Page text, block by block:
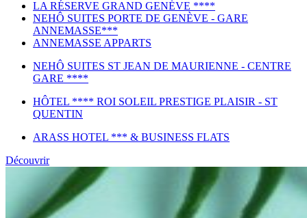
LA RÉSERVE GRAND GENĖVE ****
NEHÔ SUITES PORTE DE GENÈVE - GARE
ANNEMASSE***
ANNEMASSE APPARTS
NEHÔ SUITES ST JEAN DE MAURIENNE - CENTRE
GARE ****
HÔTEL **** ROI SOLEIL PRESTIGE PLAISIR - ST
QUENTIN
ARASS HOTEL *** & BUSINESS FLATS
Découvrir